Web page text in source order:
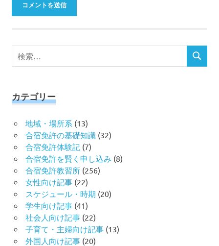
検
索
検
カテゴリー
地域・場所系 (13)
合宿免許の基礎知識 (32)
合宿免許体験記 (7)
合宿免許を賢く申し込み (8)
合宿免許教習所(256)
女性向け記事(22)
スケジュール・時期 (20)
学生向け記事(41)
社会人向け記事(22)
子育て・主婦向け記事(13)
外国人向け記事(20)